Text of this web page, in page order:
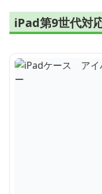
iPad第9世代対